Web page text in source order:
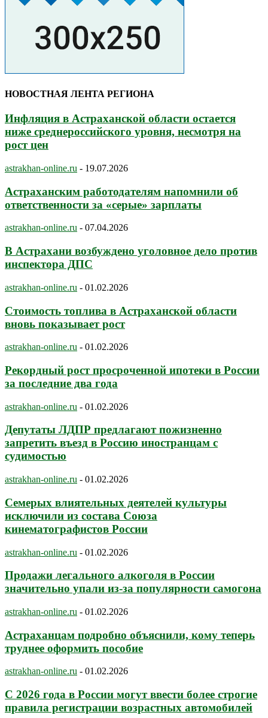
НОВОСТНАЯ ЛЕНТА РЕГИОНА
Инфляция в Астраханской области остается
ниже среднероссийского уровня, несмотря на
рост цен
astrakhan-online.ru - 19.07.2026
Астраханским работодателям напомнили об
ответственности за «серые» зарплаты
astrakhan-online.ru - 07.04.2026
В Астрахани возбуждено уголовное дело против
инспектора ДПС
astrakhan-online.ru - 01.02.2026
Стоимость топлива в Астраханской области
вновь показывает рост
astrakhan-online.ru - 01.02.2026
Рекордный рост просроченной ипотеки в России
за последние два года
astrakhan-online.ru - 01.02.2026
Депутаты ЛДПР предлагают пожизненно
запретить въезд в Россию иностранцам с
судимостью
astrakhan-online.ru - 01.02.2026
Семерых влиятельных деятелей культуры
исключили из состава Союза
кинематографистов России
astrakhan-online.ru - 01.02.2026
Продажи легального алкоголя в России
значительно упали из-за популярности самогона
astrakhan-online.ru - 01.02.2026
Астраханцам подробно объяснили, кому теперь
труднее оформить пособие
astrakhan-online.ru - 01.02.2026
С 2026 года в России могут ввести более строгие
правила регистрации возрастных автомобилей